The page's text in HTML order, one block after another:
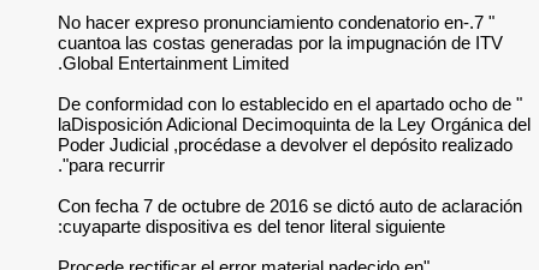
" 7.-No hacer
cuantoa las costas
" De conformidad
laDisposición
Poder Judicial
Con fecha 7 de
cuyaparte